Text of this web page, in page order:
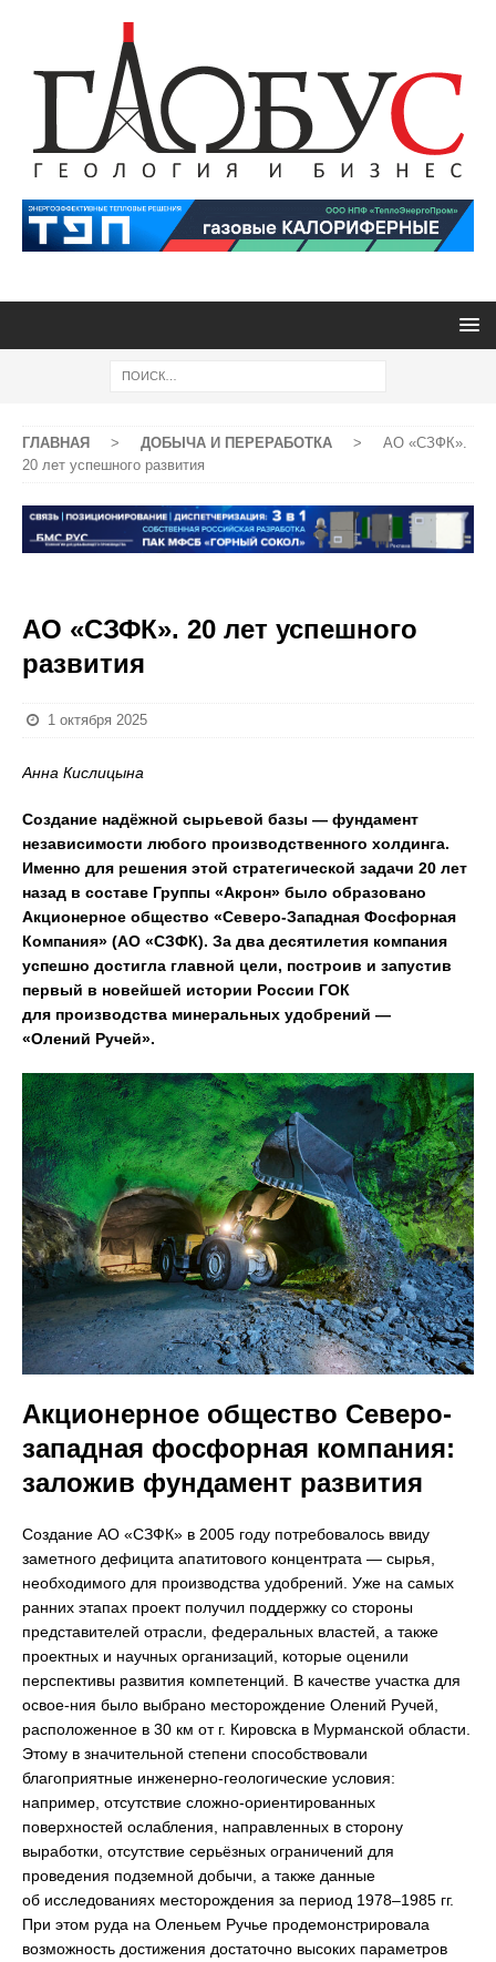
ГЛАВНАЯ > ДОБЫЧА И ПЕРЕРАБОТКА >
АО «СЗФК».
20 лет успешного развития
АО «СЗФК». 20 лет успешного
развития
1 октября 2025
Анна Кислицына
Создание надёжной сырьевой базы — фундамент
независимости любого производственного холдинга.
Именно для решения этой стратегической задачи 20 лет
назад в составе Группы «Акрон» было образовано
Акционерное общество «Северо-Западная Фосфорная
Компания» (АО «СЗФК). За два десятилетия компания
успешно достигла главной цели, построив и запустив
первый в новейшей истории России ГОК
для производства минеральных удобрений —
«Олений Ручей».
Акционерное общество Северо-
западная фосфорная компания:
заложив фундамент развития
Создание АО «СЗФК» в 2005 году потребовалось ввиду
заметного дефицита апатитового концентрата — сырья,
необходимого для производства удобрений. Уже на самых
ранних этапах проект получил поддержку со стороны
представителей отрасли, федеральных властей, а также
проектных и научных организаций, которые оценили
перспективы развития компетенций. В качестве участка для
освое-ния было выбрано месторождение Олений Ручей,
расположенное в 30 км от г. Кировска в Мурманской области.
Этому в значительной степени способствовали
благоприятные инженерно-геологические условия:
например, отсутствие сложно-ориентированных
поверхностей ослабления, направленных в сторону
выработки, отсутствие серьёзных ограничений для
проведения подземной добычи, а также данные
об исследованиях месторождения за период 1978–1985 гг.
При этом руда на Оленьем Ручье продемонстрировала
возможность достижения достаточно высоких параметров